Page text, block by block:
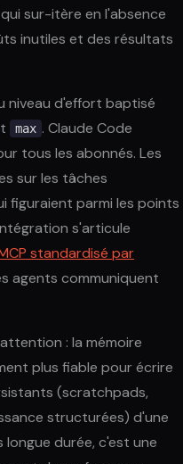
sur-itère en l'absence
inutiles et des résultats
niveau d'effort baptisé
max . Claude Code
tous les abonnés. Les
sur les tâches
figuraient parmi les points
s'articule
standardisé par
agents communiquent
: la mémoire
plus fiable pour écrire
(scratchpads,
structurées) d'une
durée, c'est une